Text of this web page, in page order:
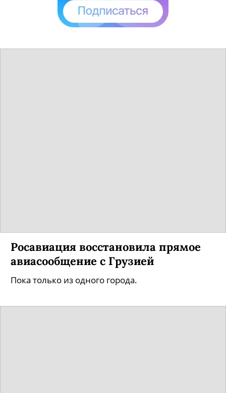
Росавиация восстановила прямое
авиасообщение с Грузией
Пока только из одного города.